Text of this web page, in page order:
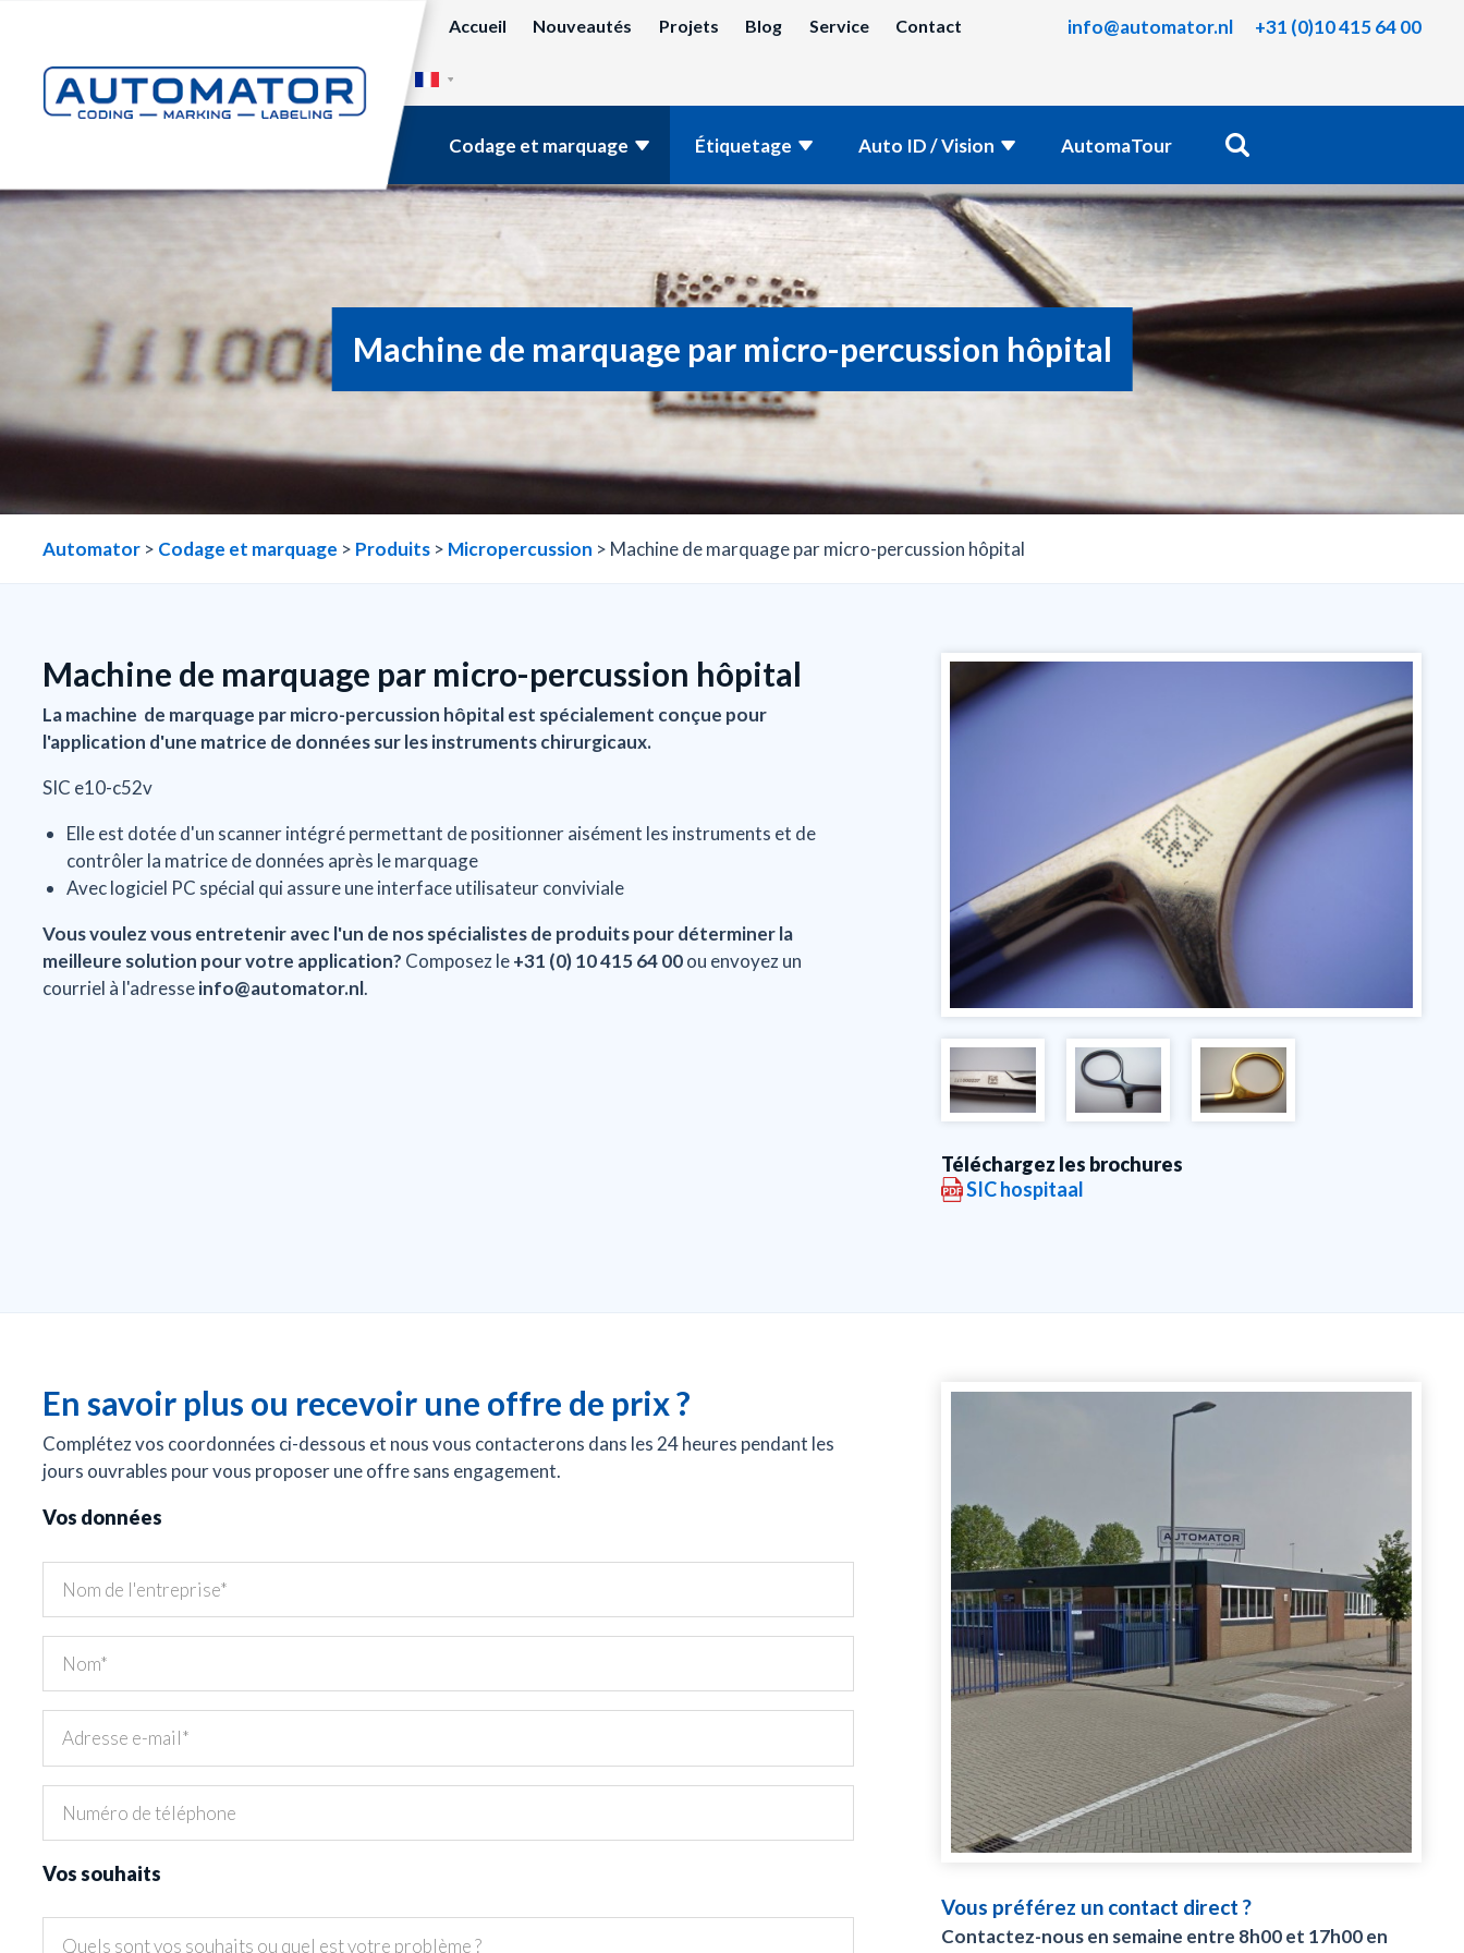
Accueil Nouveautés Projets Blog Service Contact info@automator.nl +31 (0)10 415 64 00
Codage et marquage Étiquetage Auto ID / Vision AutomaTour
Machine de marquage par micro-percussion hôpital
Automator > Codage et marquage > Produits > Micropercussion > Machine de marquage par micro-percussion hôpital
Téléchargez les brochures
SIC hospitaal
Machine de marquage par micro-percussion hôpital
La machine de marquage par micro-percussion hôpital est spécialement conçue pour
l'application d'une matrice de données sur les instruments chirurgicaux.
SIC e10-c52v
Elle est dotée d'un scanner intégré permettant de positionner aisément les instruments et de
contrôler la matrice de données après le marquage
Avec logiciel PC spécial qui assure une interface utilisateur conviviale
Vous voulez vous entretenir avec l'un de nos spécialistes de produits pour déterminer la
meilleure solution pour votre application? Composez le+31 (0) 10 415 64 00ou envoyez un
courriel à l'adresseinfo@automator.nl.
Vous préférez un contact direct ?
Contactez-nous en semaine entre 8h00 et 17h00 en
En savoir plus ou recevoir une offre de prix ?
Complétez vos coordonnées ci-dessous et nous vous contacterons dans les 24 heures pendant les
jours ouvrables pour vous proposer une offre sans engagement.
Vos données
Vos souhaits